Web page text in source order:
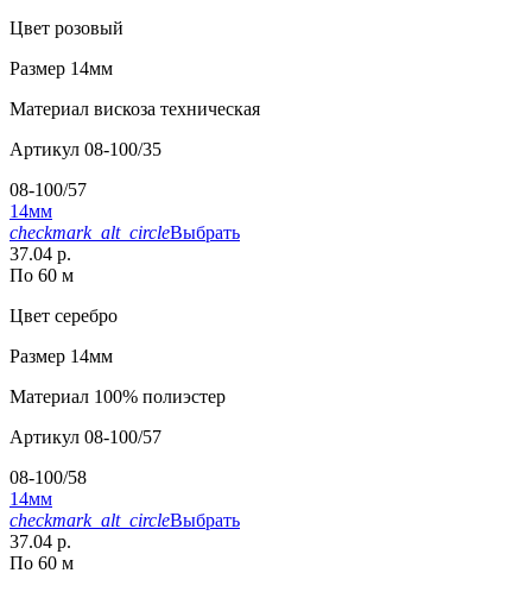
Цвет розовый
Размер 14мм
Материал вискоза техническая
Артикул 08-100/35
08-100/57
14мм
checkmark_alt_circleВыбрать
37.04 р.
По 60 м
Цвет серебро
Размер 14мм
Материал 100% полиэстер
Артикул 08-100/57
08-100/58
14мм
checkmark_alt_circleВыбрать
37.04 р.
По 60 м